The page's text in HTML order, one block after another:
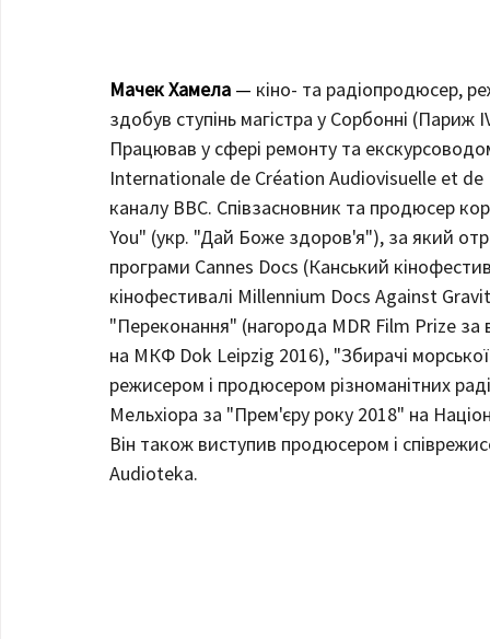
Мачек Хамела — кіно- та радіопродюсер,
здобув ступінь магістра у Сорбонні (Париж
Працював у сфері ремонту та
Internationale de Création Audiovisuelle et de
каналу BBC. Співзасновник та продюсер
You" (укр. "Дай Боже здоров'я"), за який
програми Cannes Docs (Канський
кінофестивалі Millennium Docs Against
"Переконання" (нагорода MDR Film Prize
на МКФ Dok Leipzig 2016), "Збирачі
режисером і продюсером різноманітних
Мельхіора за "Прем'єру року 2018" на
Він також виступив продюсером і
Audioteka.